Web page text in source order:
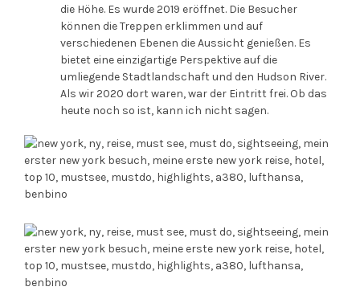
die Höhe. Es wurde 2019 eröffnet. Die Besucher
können die Treppen erklimmen und auf
verschiedenen Ebenen die Aussicht genießen. Es
bietet eine einzigartige Perspektive auf die
umliegende Stadtlandschaft und den Hudson River.
Als wir 2020 dort waren, war der Eintritt frei. Ob das
heute noch so ist, kann ich nicht sagen.